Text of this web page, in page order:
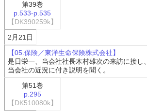
第39巻
p.533-p.535
【DK390259k】
2月21日
【05.保険／東洋生命保険株式会社】
是日栄一、当会社社長木村雄次の来訪に接し、
当会社の近況に付き説明を聞く。
第51巻
p.295
【DK510080k】